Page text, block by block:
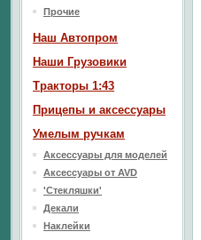
Прочие
Наш Aвтопром
Наши Грузовики
Тракторы 1:43
Прицепы и аксессуары
Умелым ручкам
Аксессуары для моделей
Аксессуары от AVD
'Стекляшки'
Декали
Наклейки